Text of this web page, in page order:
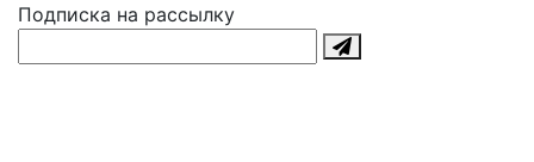
Подписка на рассылку